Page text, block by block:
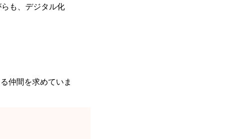
も、デジタル化
仲間を求めていま